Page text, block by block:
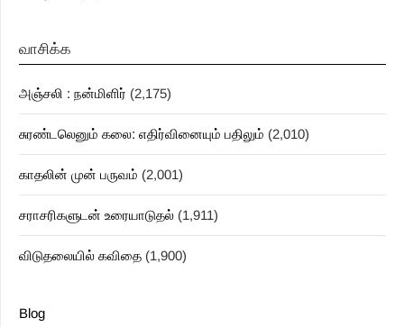
வாசிக்க
அஞ்சலி : நன்மிளிர் (2,175)
சுரண்டலெனும் கலை: எதிர்வினையும் பதிலும் (2,010)
காதலின் முன் பருவம் (2,001)
சராசரிகளுடன் உரையாடுதல் (1,911)
விடுதலையில் கவிதை (1,900)
Blog